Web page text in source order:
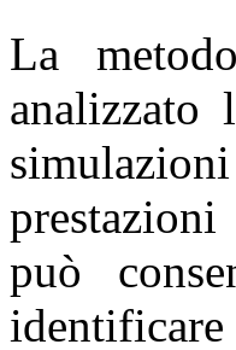
La
analizzato
può